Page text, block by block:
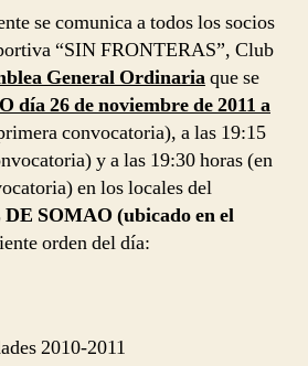
General
de
Socios
2011
se comunica a todos los socios
“SIN FRONTERAS”, Club
General Ordinariaque se
día 26 de noviembre de 2011 a
convocatoria), a las 19:15
y a las 19:30 horas (en
en los locales del
SOMAO (ubicado en el
orden del día:
2010-2011